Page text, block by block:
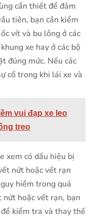
cần thiết để đảm
tiên, bạn cần kiểm
vít và bu lông ở các
xe hay ở các bộ
đúng mức. Nếu các
cố trong khi lái xe và
vui đạp xe leo
treo
xem có dấu hiệu bị
nứt hoặc vết rạn
hiểm trong quá
hoặc vết rạn, bạn
kiểm tra và thay thế